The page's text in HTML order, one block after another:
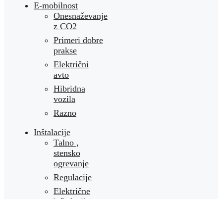
E-mobilnost
Onesnaževanje
z CO2
Primeri dobre
prakse
Električni
avto
Hibridna
vozila
Razno
Inštalacije
Talno ,
stensko
ogrevanje
Regulacije
Električne